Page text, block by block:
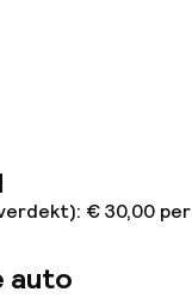
€ 30,00 per
auto